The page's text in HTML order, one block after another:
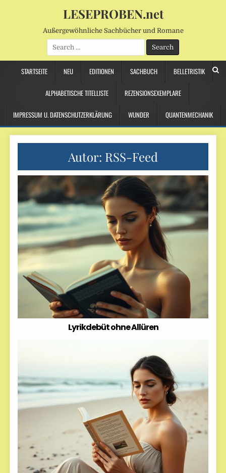
LESEPROBEN.net
Außergewöhnliche Sachbücher und Romane
Search
for:
STARTSEITE NEU EDITIONEN SACHBUCH BELLETRISTIK
ALPHABETISCHE TITELLISTE REZENSIONSEXEMPLARE
IMPRESSUM U. DATENSCHUTZERKLÄRUNG WUNDER QUANTENMECHANIK
Autor: RSS-Feed
Lyrikdebüt ohne Allüren